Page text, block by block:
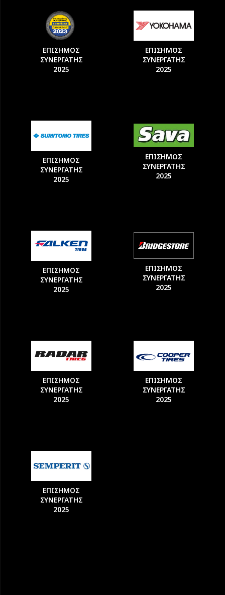
ΕΠΙΣΗΜΟΣ
ΣΥΝΕΡΓΑΤΗΣ
2025
ΕΠΙΣΗΜΟΣ
ΣΥΝΕΡΓΑΤΗΣ
2025
ΕΠΙΣΗΜΟΣ
ΣΥΝΕΡΓΑΤΗΣ
2025
ΕΠΙΣΗΜΟΣ
ΣΥΝΕΡΓΑΤΗΣ
2025
ΕΠΙΣΗΜΟΣ
ΣΥΝΕΡΓΑΤΗΣ
2025
ΕΠΙΣΗΜΟΣ
ΣΥΝΕΡΓΑΤΗΣ
2025
ΕΠΙΣΗΜΟΣ
ΣΥΝΕΡΓΑΤΗΣ
2025
ΕΠΙΣΗΜΟΣ
ΣΥΝΕΡΓΑΤΗΣ
2025
ΕΠΙΣΗΜΟΣ
ΣΥΝΕΡΓΑΤΗΣ
2025